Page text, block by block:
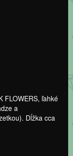
FLOWERS, ľahké
a
Dĺžka cca